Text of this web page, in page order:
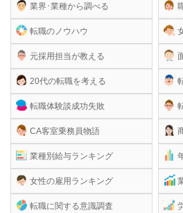
業界･業種から調べる
転職のノウハウ
元採用担当が教える
20代の転職を考える
転職体験談成功失敗
CA客室乗務員物語
業種別給与ランキング
女性の雇用ランキング
転職に関する意識調査